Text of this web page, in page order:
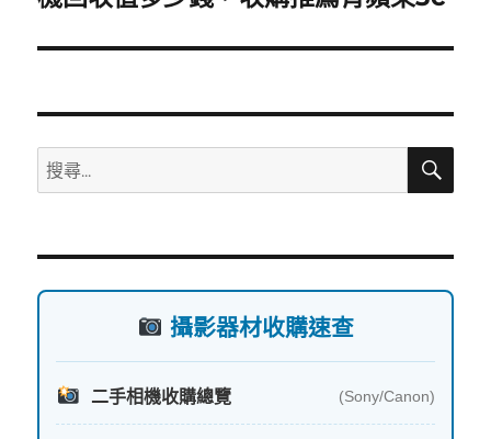
文
搜
尋
鍵
字:
搜
攝影器材收購速查
二手相機收購總覽 (Sony/Canon)